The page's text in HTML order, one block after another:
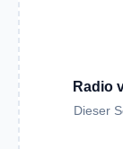
Radio
Dieser